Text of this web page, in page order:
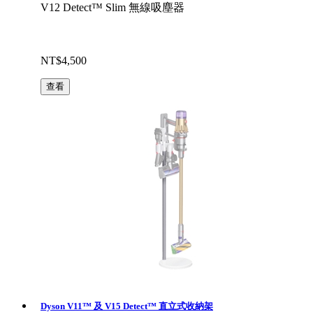
V12 Detect™ Slim 無線吸塵器
NT$4,500
查看
Dyson V11™ 及 V15 Detect™ 直立式收納架